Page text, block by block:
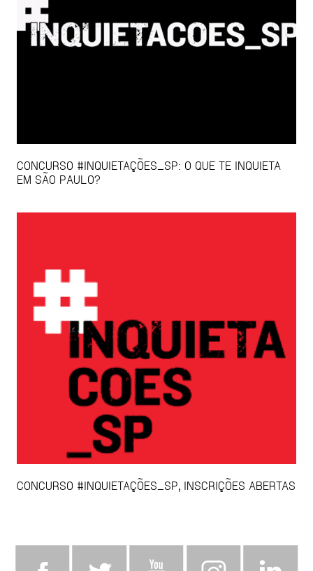
CONCURSO #INQUIETAÇÕES_SP: O QUE TE INQUIETA
EM SÃO PAULO?
CONCURSO #INQUIETAÇÕES_SP, INSCRIÇÕES ABERTAS